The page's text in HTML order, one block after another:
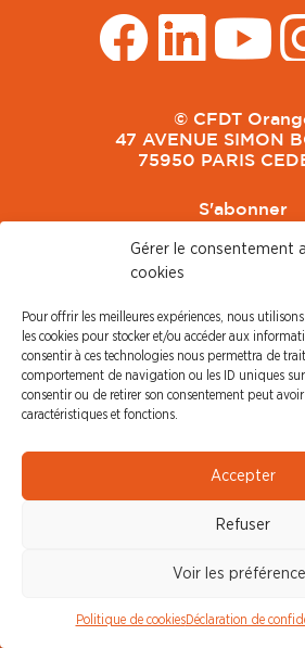
Gérer le consentement
cookies
Pour offrir les meilleures expériences, nous
les cookies pour stocker et/ou accéder aux
consentir à ces technologies nous permettra de
comportement de navigation ou les ID uniques sur
consentir ou de retirer son consentement peut
caractéristiques et fonctions.
Accepter
Refuser
Voir les
Politique de cookiesDéclaration de
© CFDT
47 AVENUE SIMON
75950 PARIS
S'abonner
Nouvel arrivant
Pacte de Pouvoir
CFDT
CFDT Cadres
CFDT Retraités
Revue de